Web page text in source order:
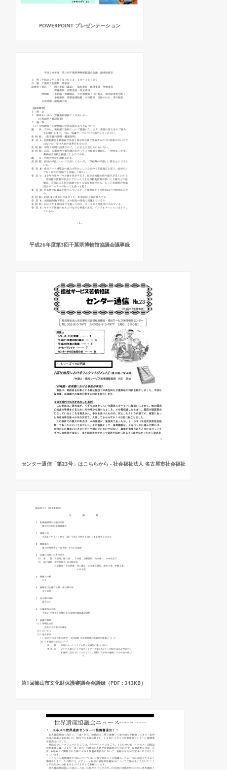
POWERPOINT プレゼンテーション
平成26年度第3回千葉県博物館協議会議事録
センター通信「第23号」はこちらから - 社会福祉法人 名古屋市社会福祉
第1回篠山市文化財保護審議会会議録（PDF：313KB）